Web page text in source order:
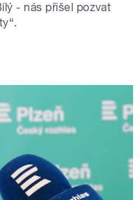
- nás přišel pozvat